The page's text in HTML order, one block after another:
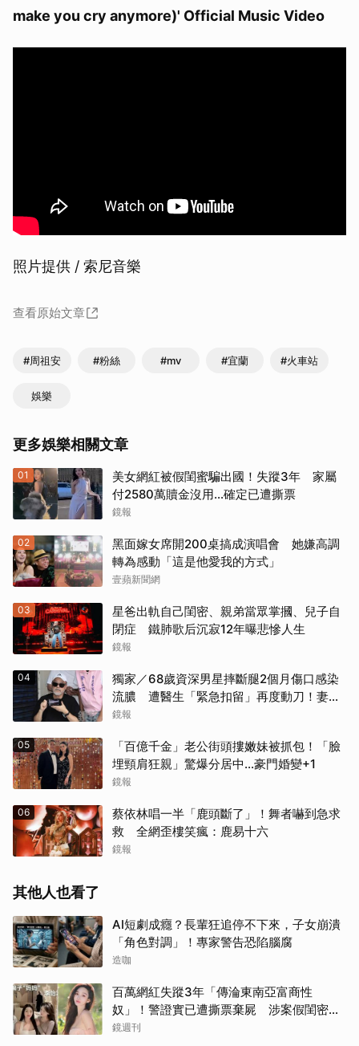
make you cry anymore)' Official Music Video
照片提供 / 索尼音樂
查看原始文章
#周祖安 #粉絲 #mv #宜蘭 #火車站
娛樂
更多娛樂相關文章
01
美女網紅被假閨蜜騙出國！失蹤3年 家屬
付2580萬贖金沒用…確定已遭撕票
鏡報
02
黑面嫁女席開200桌搞成演唱會 她嫌高調
轉為感動「這是他愛我的方式」
壹蘋新聞網
03
星爸出軌自己閨密、親弟當眾掌摑、兒子自
閉症 鐵肺歌后沉寂12年曝悲慘人生
鏡報
04
獨家／68歲資深男星摔斷腿2個月傷口感染
流膿 遭醫生「緊急扣留」再度動刀！妻心
力交瘁曝現況
鏡報
05
「百億千金」老公街頭摟嫩妹被抓包！「臉
埋頸肩狂親」驚爆分居中...豪門婚變+1
鏡報
06
蔡依林唱一半「鹿頭斷了」！舞者嚇到急求
救 全網歪樓笑瘋：鹿易十六
鏡報
其他人也看了
AI短劇成癮？長輩狂追停不下來，子女崩潰
「角色對調」！專家警告恐陷腦腐
造咖
百萬網紅失蹤3年「傳淪東南亞富商性
奴」！警證實已遭撕票棄屍 涉案假閨密近
況曝光
鏡週刊